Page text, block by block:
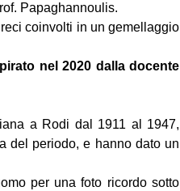
Papaghannoulis.
coinvolti in un gemellaggio
nel 2020 dalla docente
a Rodi dal 1911 al 1947,
del periodo, e hanno dato un
per una foto ricordo sotto